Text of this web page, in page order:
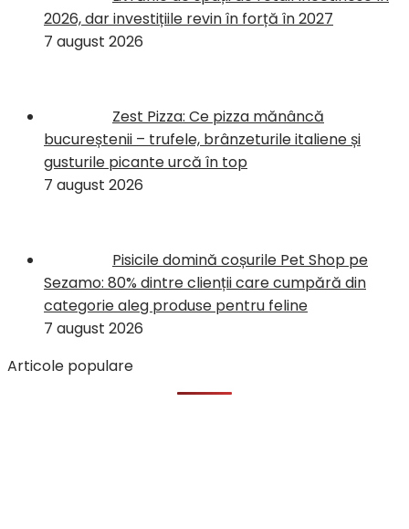
2026, dar investițiile revin în forță în 2027
7 august 2026
Zest Pizza: Ce pizza mănâncă
bucureștenii – trufele, brânzeturile italiene și
gusturile picante urcă în top
7 august 2026
Pisicile domină coșurile Pet Shop pe
Sezamo: 80% dintre clienții care cumpără din
categorie aleg produse pentru feline
7 august 2026
Articole populare